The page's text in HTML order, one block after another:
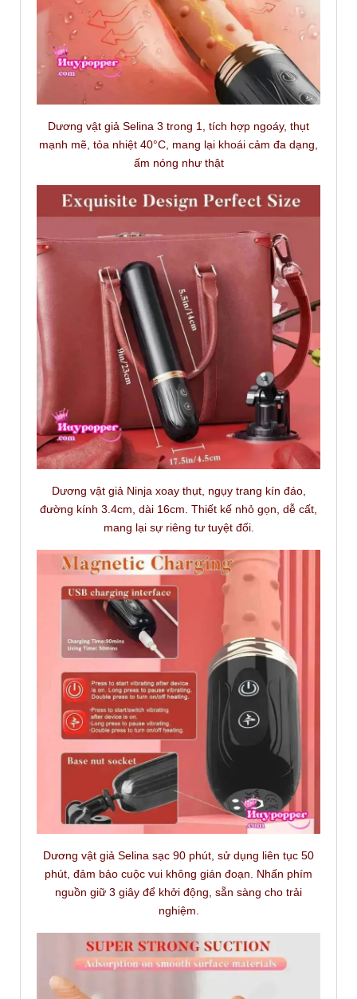
Dương vật giả Selina 3 trong 1, tích hợp ngoáy, thụt
mạnh mẽ, tỏa nhiệt 40°C, mang lại khoái cảm đa dạng,
ấm nóng như thật
Dương vật giả Ninja xoay thụt, ngụy trang kín đáo,
đường kính 3.4cm, dài 16cm. Thiết kế nhỏ gọn, dễ cất,
mang lại sự riêng tư tuyệt đối.
Dương vật giả Selina sạc 90 phút, sử dụng liên tục 50
phút, đảm bảo cuộc vui không gián đoạn. Nhấn phím
nguồn giữ 3 giây để khởi động, sẵn sàng cho trải
nghiệm.